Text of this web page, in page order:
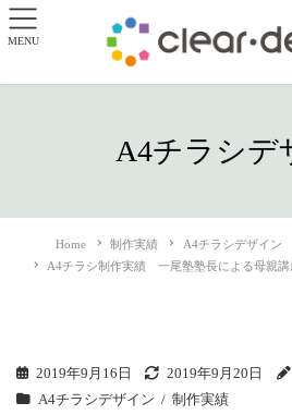
A4チラシデ
Home 制作実績
A4チラシデザイン
A4チラシ制作実績 一尾塾塾長による母親講
2019年9月16日 2019年9月20日
A4チラシデザイン
制作実績
MENU